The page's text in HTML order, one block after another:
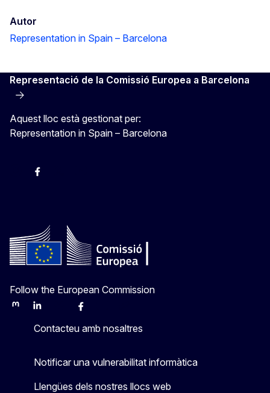
Autor
Representation in Spain – Barcelona
Representació de la Comissió Europea a Barcelona
Aquest lloc està gestionat per:
Representation in Spain – Barcelona
InstagramFacebook
Follow the European Commission
MastodonLinkedInBlueskyFacebook
Contacteu amb nosaltres
Notificar una vulnerabilitat informàtica
Llengües dels nostres llocs web